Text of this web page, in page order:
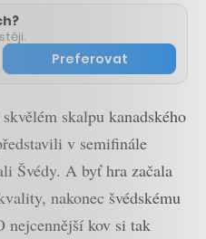
Preferovat
skalpu kanadského
v semifinále
Švédy. A byť hra začala
nakonec švédskému
nejcennější kov si tak